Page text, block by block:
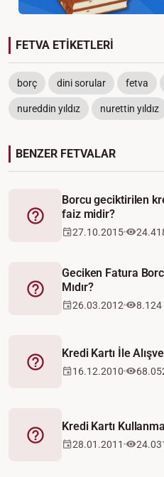
FETVA ETİKETLERİ
borç dini sorular fetva
nureddin yıldız nurettin yıldız
BENZER FETVALAR
Fetva
Borcu geciktirilen
faiz midir?
27.10.2015
Fetva
Geciken Fatura
Mıdır?
26.03.2012 8.124
Fetva
Kredi Kartı İle
16.12.2010
Fetva
Kredi Kartı
28.01.2011